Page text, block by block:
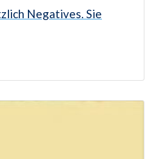
Negatives. Sie